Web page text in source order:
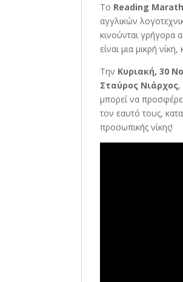
Το Reading
αγγλικών
κινούνται γρήγορα
είναι μια μικρή
Την Κυριακή, 30
Σταύρος Νιάρχος,
μπορεί να
τον εαυτό τους,
προσωπικής νίκης!